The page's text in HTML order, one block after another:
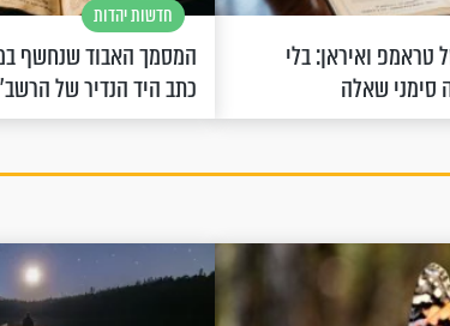
ואיראן: בלי
סימני שאלה
חדשות יהדות
המסמך האבוד שנחשף
כתב היד הנדיר של